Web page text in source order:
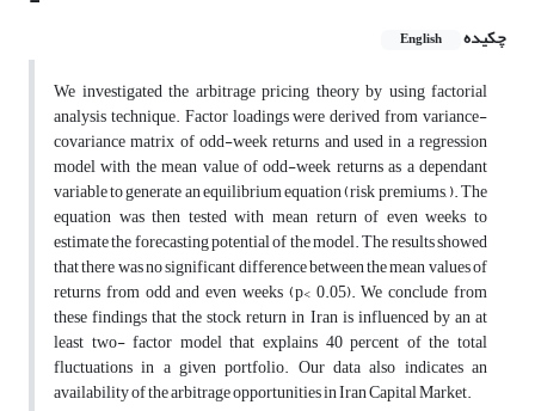
چکیده English
We investigated the arbitrage pricing theory by using factorial
analysis technique. Factor loadings were derived from variance-
covariance matrix of odd-week returns and used in a regression
model with the mean value of odd-week returns as a dependant
variable to generate an equilibrium equation (risk premiums, ). The
equation was then tested with mean return of even weeks to
estimate the forecasting potential of the model. The results showed
that there was no significant difference between the mean values of
returns from odd and even weeks (p< 0.05). We conclude from
these findings that the stock return in Iran is influenced by an at
least two- factor model that explains 40 percent of the total
fluctuations in a given portfolio. Our data also indicates an
availability of the arbitrage opportunities in Iran Capital Market.